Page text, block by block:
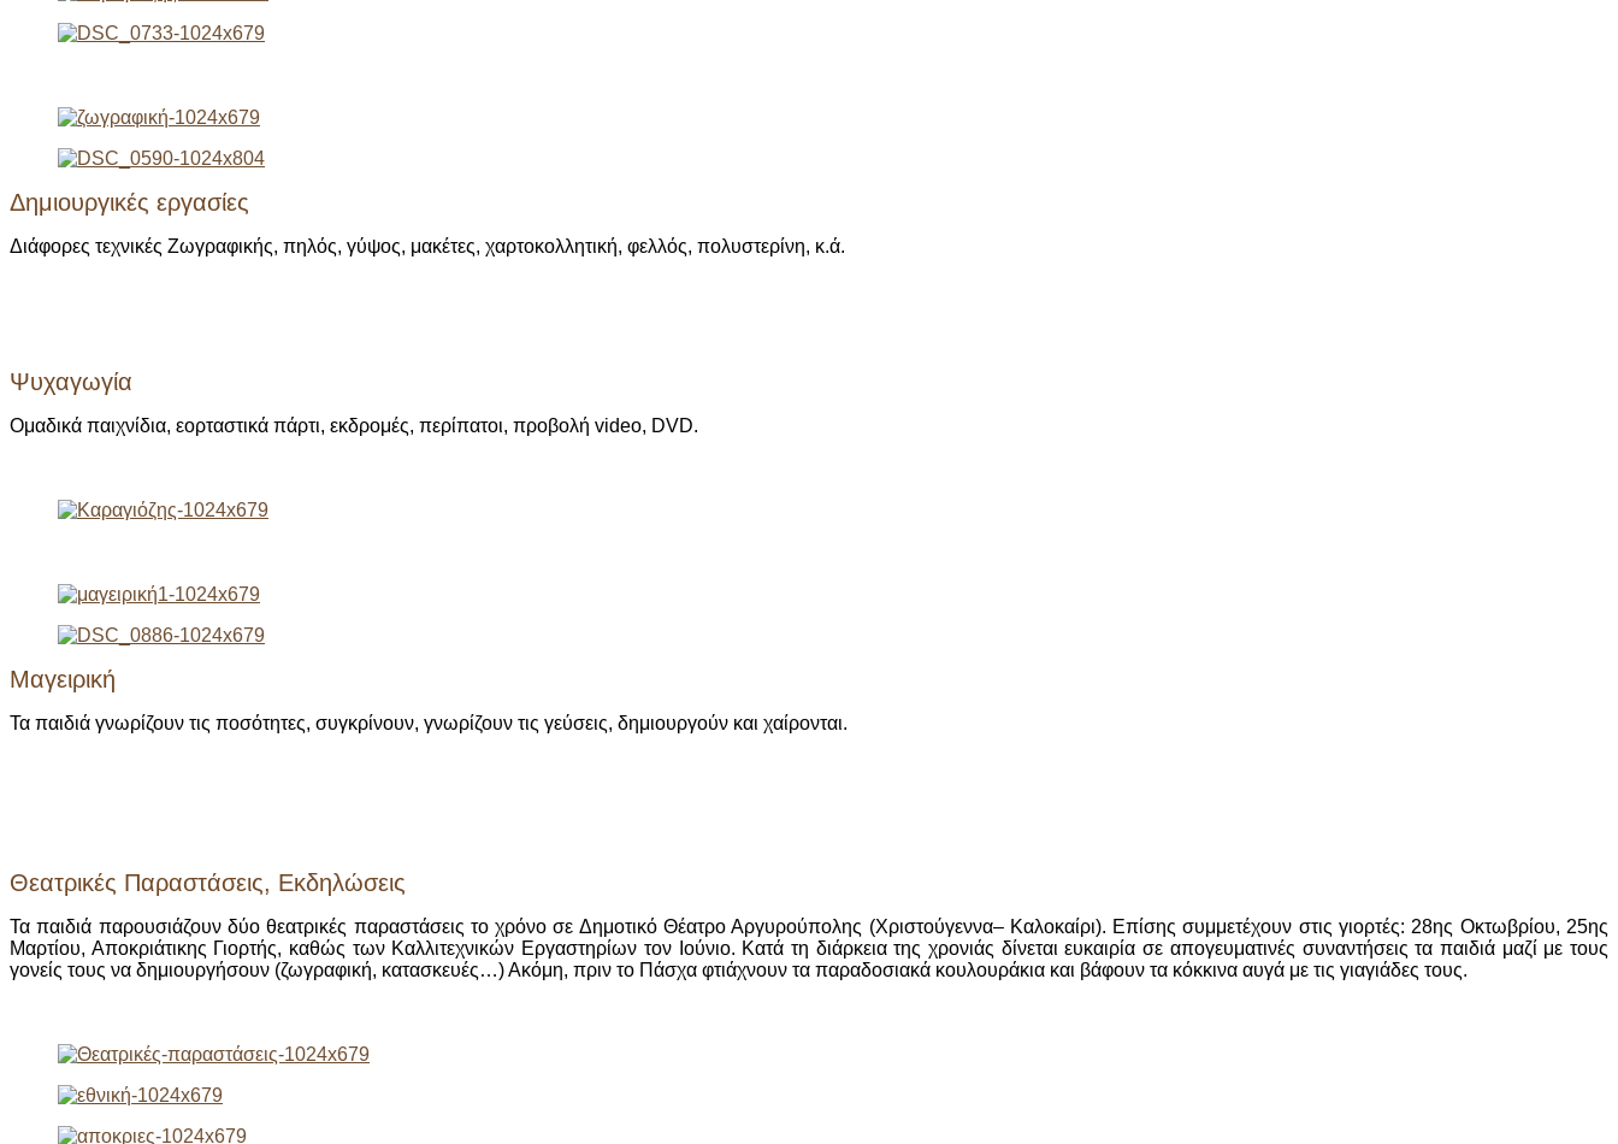
Δημιουργικές εργασίες
Διάφορες τεχνικές Ζωγραφικής, πηλός, γύψος, μακέτες, χαρτοκολλητική, φελλός, πολυστερίνη, κ.ά.
Ψυχαγωγία
Ομαδικά παιχνίδια, εορταστικά πάρτι, εκδρομές, περίπατοι, προβολή video, DVD.
Μαγειρική
Τα παιδιά γνωρίζουν τις ποσότητες, συγκρίνουν, γνωρίζουν τις γεύσεις, δημιουργούν και χαίρονται.
Θεατρικές Παραστάσεις, Εκδηλώσεις
Τα παιδιά παρουσιάζουν δύο θεατρικές παραστάσεις το χρόνο σε Δημοτικό Θέατρο Αργυρούπολης (Χριστούγεννα– Καλοκαίρι). Επίσης συμμετέχουν στις γιορτές: 28ης Οκτωβρίου, 25ης
Μαρτίου, Αποκριάτικης Γιορτής, καθώς των Καλλιτεχνικών Εργαστηρίων τον Ιούνιο. Κατά τη διάρκεια της χρονιάς δίνεται ευκαιρία σε απογευματινές συναντήσεις τα παιδιά μαζί με τους
γονείς τους να δημιουργήσουν (ζωγραφική, κατασκευές…) Ακόμη, πριν το Πάσχα φτιάχνουν τα παραδοσιακά κουλουράκια και βάφουν τα κόκκινα αυγά με τις γιαγιάδες τους.